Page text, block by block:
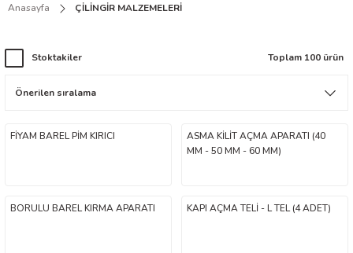
VE AKSESUARLARI
MAKİNELERİ
Anasayfa ÇİLİNGİR MALZEMELERİ
Stoktakiler Toplam 100 ürün
FİYAM BAREL PİM KIRICI
ASMA KİLİT AÇMA APARATI (40
MM - 50 MM - 60 MM)
BORULU BAREL KIRMA APARATI KAPI AÇMA TELİ - L TEL (4 ADET)